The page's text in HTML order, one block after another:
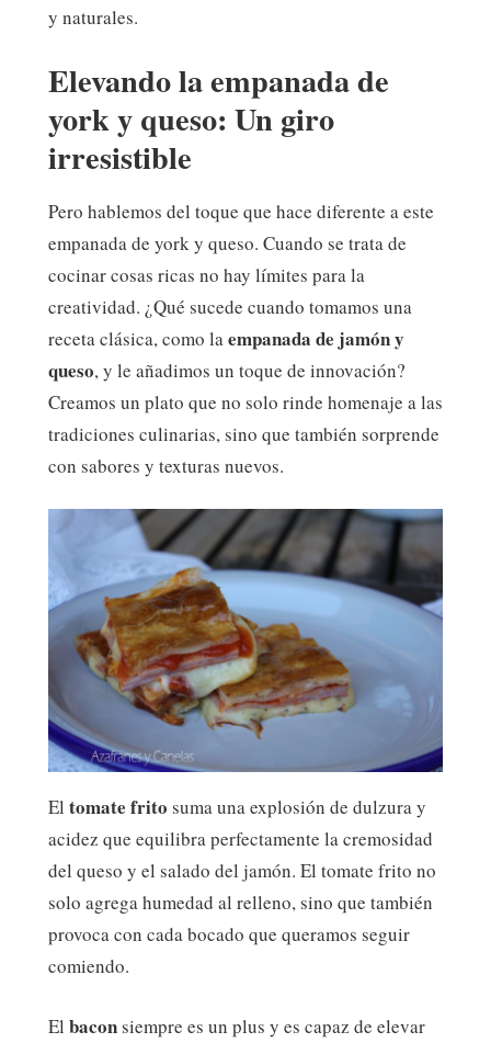
y naturales.
Elevando la empanada de
york y queso: Un giro
irresistible
Pero hablemos del toque que hace diferente a este
empanada de york y queso. Cuando se trata de
cocinar cosas ricas no hay límites para la
creatividad. ¿Qué sucede cuando tomamos una
receta clásica, como laempanada de jamón y
queso, y le añadimos un toque de innovación?
Creamos un plato que no solo rinde homenaje a las
tradiciones culinarias, sino que también sorprende
con sabores y texturas nuevos.
El tomate frito suma una explosión de dulzura y
acidez que equilibra perfectamente la cremosidad
del queso y el salado del jamón. El tomate frito no
solo agrega humedad al relleno, sino que también
provoca con cada bocado que queramos seguir
comiendo.
El baconsiempre es un plus y es capaz de elevar